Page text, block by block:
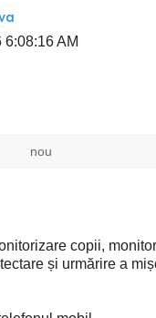
AM
nou
copii,
și urmărire a